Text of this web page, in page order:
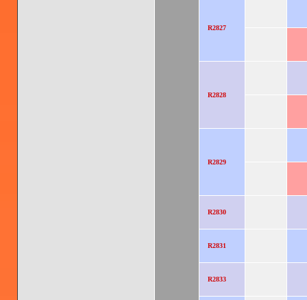
R2827
R2828
R2829
R2830
R2831
R2833